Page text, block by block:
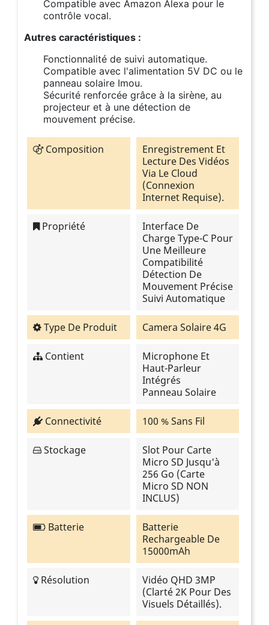
Compatible avec Amazon Alexa pour le
contrôle vocal.
Autres caractéristiques :
Fonctionnalité de suivi automatique.
Compatible avec l'alimentation 5V DC ou le
panneau solaire Imou.
Sécurité renforcée grâce à la sirène, au
projecteur et à une détection de
mouvement précise.
Composition
Enregistrement Et
Lecture Des Vidéos
Via Le Cloud
(connexion
Internet Requise).
Propriété
Interface De
Charge Type-C Pour
Une Meilleure
Compatibilité
Détection De
Mouvement Précise
Suivi Automatique
Type De Produit Camera Solaire 4G
Contient
Microphone Et
Haut-Parleur
Intégrés
Panneau Solaire
Connectivité 100 % Sans Fil
Stockage
Slot Pour Carte
Micro SD Jusqu'à
256 Go (carte
Micro SD NON
INCLUS)
Batterie
Batterie
Rechargeable De
15000mAh
Résolution
Vidéo QHD 3MP
(clarté 2K Pour Des
Visuels Détaillés).